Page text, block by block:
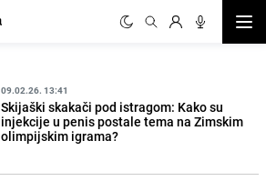
09.02.26. 13:41
Skijaški skakači pod istragom: Kako su
injekcije u penis postale tema na Zimskim
olimpijskim igrama?